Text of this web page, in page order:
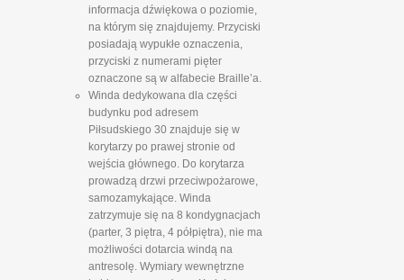
informacja dźwiękowa o poziomie,
na którym się znajdujemy. Przyciski
posiadają wypukłe oznaczenia,
przyciski z numerami pięter
oznaczone są w alfabecie Braille’a.
Winda dedykowana dla części
budynku pod adresem
Piłsudskiego 30 znajduje się w
korytarzy po prawej stronie od
wejścia głównego. Do korytarza
prowadzą drzwi przeciwpożarowe,
samozamykające. Winda
zatrzymuje się na 8 kondygnacjach
(parter, 3 piętra, 4 półpiętra), nie ma
możliwości dotarcia windą na
antresolę. Wymiary wewnętrzne